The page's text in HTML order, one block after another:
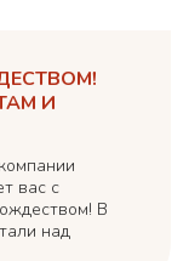
И
вас с
В
над